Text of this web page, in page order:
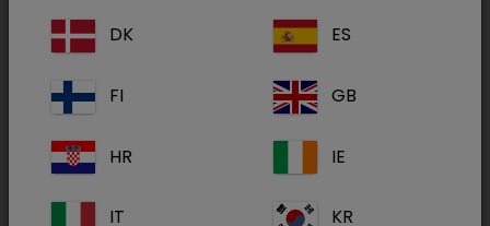
Prélever des échantillons à 2 endroits : juste
boivent.
DK ES
FI GB
HR IE
IT KR